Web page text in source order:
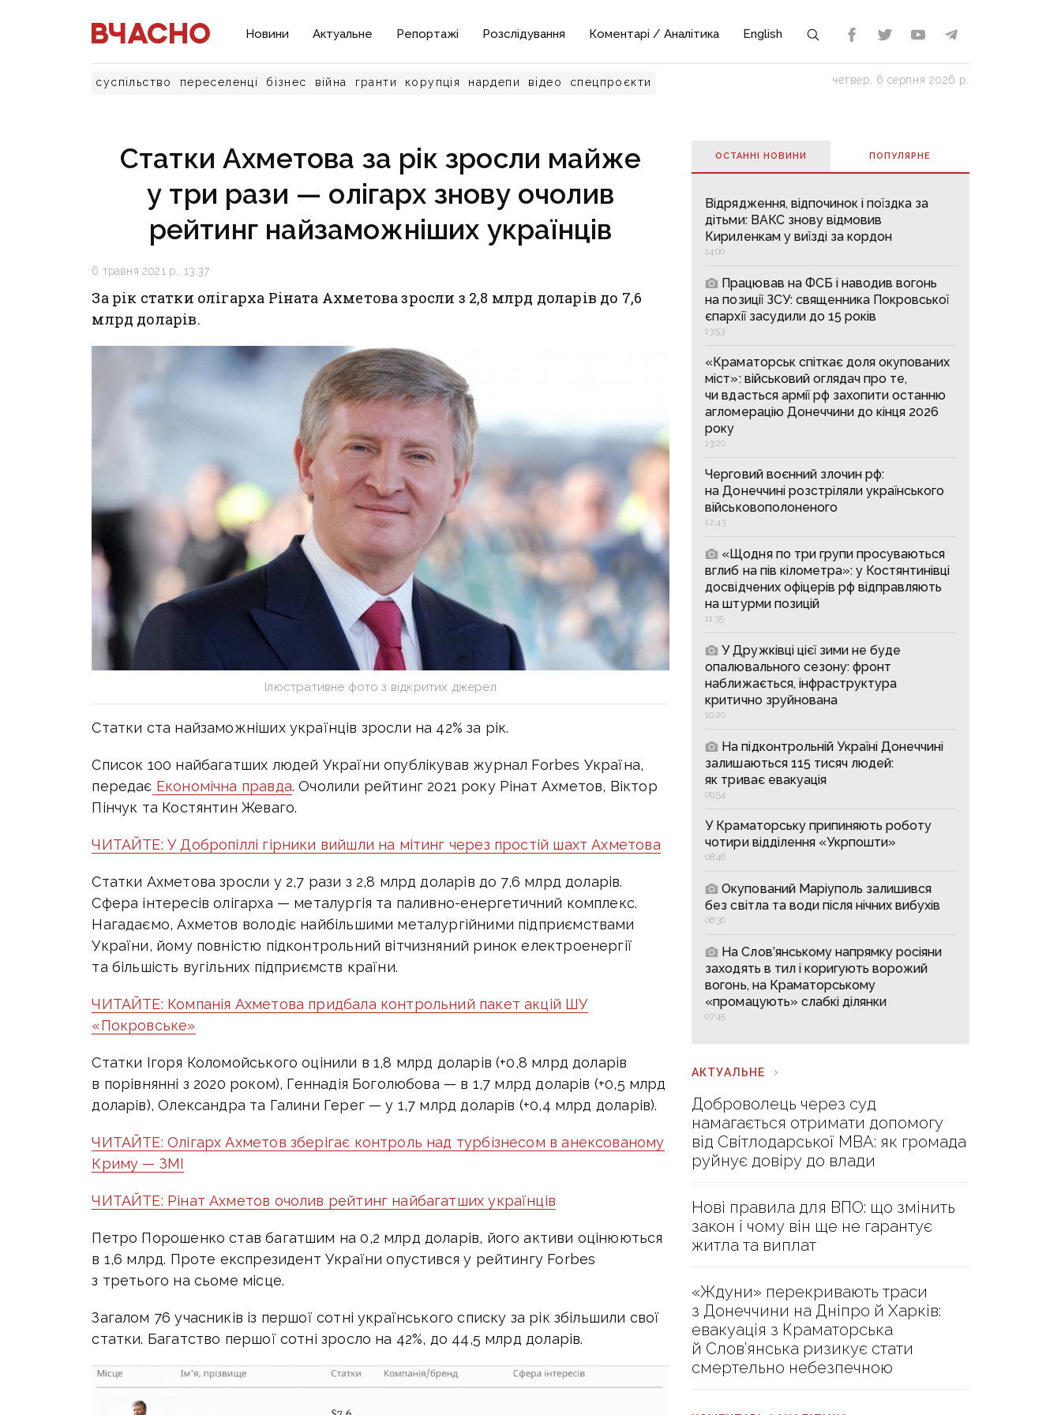
Новини Актуальне Репортажі Розслідування Коментарі / Аналітика English
суспільство переселенці бізнес війна гранти корупція нардепи відео спецпроєкти четвер, 6 серпня 2026 р.
Статки Ахметова за рік зросли майже
у три рази — олігарх знову очолив
рейтинг найзаможніших українців
6 травня 2021 р., 13:37
За рік статки олігарха Ріната Ахметова зросли з 2,8 млрд доларів до 7,6
млрд доларів.
Ілюстративне фото з відкритих джерел
Статки ста найзаможніших українців зросли на 42% за рік.
Список 100 найбагатших людей України опублікував журнал Forbes Україна,
передає Економічна правда. Очолили рейтинг 2021 року Рінат Ахметов, Віктор
Пінчук та Костянтин Жеваго.
ЧИТАЙТЕ: У Добропіллі гірники вийшли на мітинг через простій шахт Ахметова
Статки Ахметова зросли у 2,7 рази з 2,8 млрд доларів до 7,6 млрд доларів.
Сфера інтересів олігарха — металургія та паливно-енергетичний комплекс.
Нагадаємо, Ахметов володіє найбільшими металургійними підприємствами
України, йому повністю підконтрольний вітчизняний ринок електроенергії
та більшість вугільних підприємств країни.
ЧИТАЙТЕ: Компанія Ахметова придбала контрольний пакет акцій ШУ
«Покровське»
Статки Ігоря Коломойського оцінили в 1,8 млрд доларів (+0,8 млрд доларів
в порівнянні з 2020 роком), Геннадія Боголюбова — в 1,7 млрд доларів (+0,5 млрд
доларів), Олександра та Галини Герег — у 1,7 млрд доларів (+0,4 млрд доларів).
ЧИТАЙТЕ: Олігарх Ахметов зберігає контроль над турбізнесом в анексованому
Криму — ЗМІ
ЧИТАЙТЕ: Рінат Ахметов очолив рейтинг найбагатших українців
Петро Порошенко став багатшим на 0,2 млрд доларів, його активи оцінюються
в 1,6 млрд. Проте експрезидент України опустився у рейтингу Forbes
з третього на сьоме місце.
Загалом 76 учасників із першої сотні українського списку за рік збільшили свої
статки. Багатство першої сотні зросло на 42%, до 44,5 млрд доларів.
ОСТАННІ НОВИНИ ПОПУЛЯРНE
Відрядження, відпочинок і поїздка за
дітьми: ВАКС знову відмовив
Кириленкам у виїзді за кордон
14:00
Працював на ФСБ і наводив вогонь
на позиції ЗСУ: священника Покровської
єпархії засудили до 15 років
13:53
«Краматорськ спіткає доля окупованих
міст»: військовий оглядач про те,
чи вдасться армії рф захопити останню
агломерацію Донеччини до кінця 2026
року
13:20
Черговий воєнний злочин рф:
на Донеччині розстріляли українського
військовополоненого
12:43
«Щодня по три групи просуваються
вглиб на пів кілометра»: у Костянтинівці
досвідчених офіцерів рф відправляють
на штурми позицій
11:35
У Дружківці цієї зими не буде
опалювального сезону: фронт
наближається, інфраструктура
критично зруйнована
10:20
На підконтрольній Україні Донеччині
залишаються 115 тисяч людей:
як триває евакуація
09:54
У Краматорську припиняють роботу
чотири відділення «Укрпошти»
08:46
Окупований Маріуполь залишився
без світла та води після нічних вибухів
08:36
На Слов’янському напрямку росіяни
заходять в тил і коригують ворожий
вогонь, на Краматорському
«промацують» слабкі ділянки
07:45
АКТУАЛЬНЕ
Доброволець через суд
намагається отримати допомогу
від Світлодарської МВА: як громада
руйнує довіру до влади
Нові правила для ВПО: що змінить
закон і чому він ще не гарантує
житла та виплат
«Ждуни» перекривають траси
з Донеччини на Дніпро й Харків:
евакуація з Краматорська
й Слов’янська ризикує стати
смертельно небезпечною